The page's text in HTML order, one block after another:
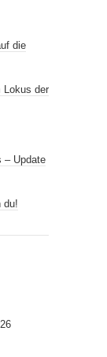
die
Lokus der
– Update
du!